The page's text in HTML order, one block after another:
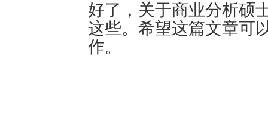
好了，关于商业分析硕
这些。希望这篇文章可
作。